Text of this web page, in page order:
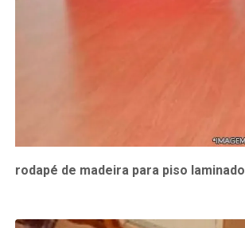
rodapé de madeira para piso laminado